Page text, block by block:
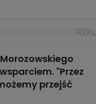
"Przez
przejść